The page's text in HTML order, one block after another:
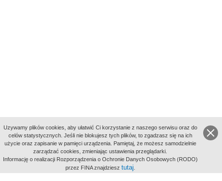
aktywności
Uzywamy plików cookies, aby ułatwić Ci korzystanie z naszego serwisu oraz do
celów statystycznych. Jeśli nie blokujesz tych plików, to zgadzasz się na ich
użycie oraz zapisanie w pamięci urządzenia. Pamiętaj, że możesz samodzielnie
zarządzać cookies, zmieniając ustawienia przeglądarki.
Informację o realizacji Rozporządzenia o Ochronie Danych Osobowych (RODO)
przez FINA znajdziesz tutaj